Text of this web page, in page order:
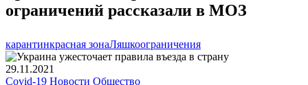
ограничений рассказали в МОЗ
карантинкрасная зонаЛяшкоограничения
29.11.2021
Covid-19 Новости Общество